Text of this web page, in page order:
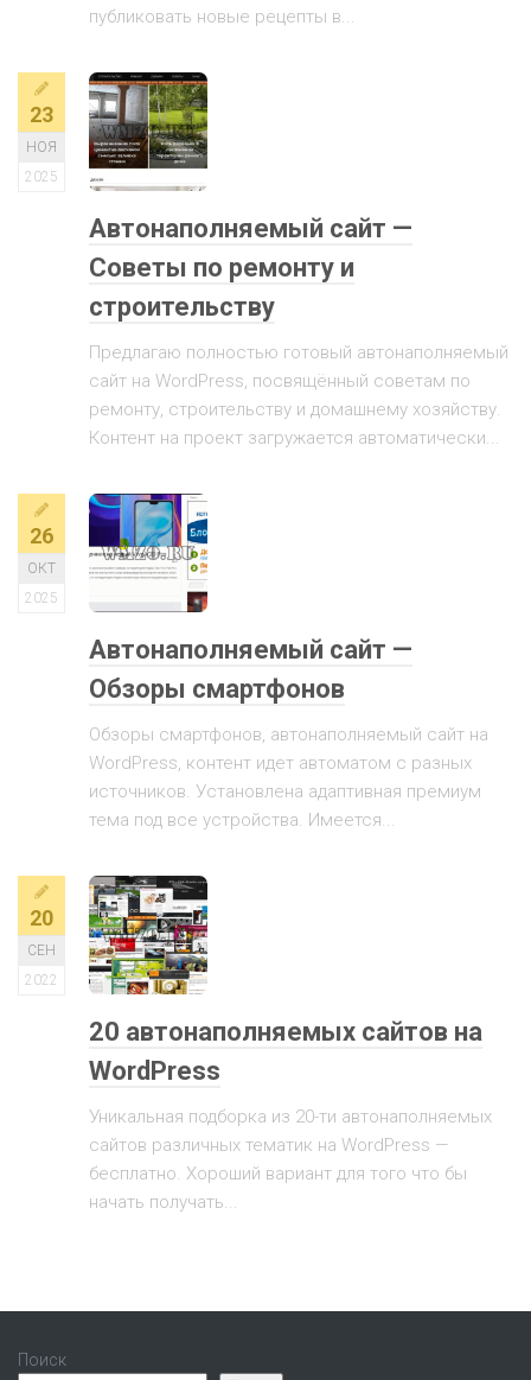
публиковать новые рецепты в...
23
НОЯ
2025
Автонаполняемый сайт —
Советы по ремонту и
строительству
Предлагаю полностью готовый автонаполняемый
сайт на WordPress, посвящённый советам по
ремонту, строительству и домашнему хозяйству.
Контент на проект загружается автоматически...
26
ОКТ
2025
Автонаполняемый сайт —
Обзоры смартфонов
Обзоры смартфонов, автонаполняемый сайт на
WordPress, контент идет автоматом с разных
источников. Установлена адаптивная премиум
тема под все устройства. Имеется...
20
СЕН
2022
20 автонаполняемых сайтов на
WordPress
Уникальная подборка из 20-ти автонаполняемых
сайтов различных тематик на WordPress —
бесплатно. Хороший вариант для того что бы
начать получать...
Поиск